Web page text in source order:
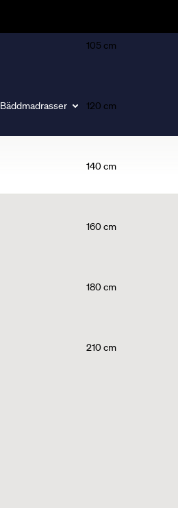
Bäddmadrasser
105 cm
120 cm
140 cm
160 cm
180 cm
210 cm